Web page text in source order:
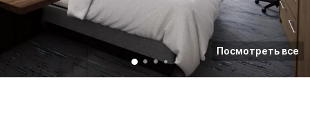
Посмотреть все